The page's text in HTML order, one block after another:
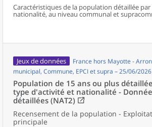
Caractéristiques de la population détaillée par
nationalité, au niveau communal et
Jeux de données
France hors Mayotte -
municipal, Commune, EPCI et supra – 25/06/2026
Population de 15 ans ou plus
type d'activité et nationalité -
détaillées (NAT2)
Recensement de la population -
principale